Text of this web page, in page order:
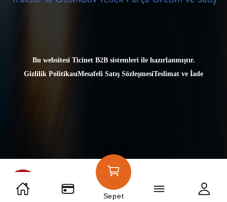
Sepet
Bu websitesi Ticinet B2B sistemleri ile hazırlanmıştır.
Gizlilik PolitikasıMesafeli Satış SözleşmesiTeslimat ve İade